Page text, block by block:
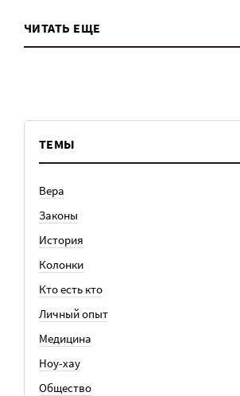
ЧИТАТЬ ЕЩЕ
ТЕМЫ
Вера
Законы
История
Колонки
Кто есть кто
Личный опыт
Медицина
Ноу-хау
Общество